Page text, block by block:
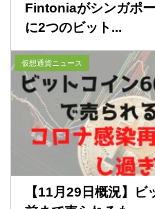
Fintoniaがシンガポ
に2つのビット...
仮想通貨ニュース
【11月29日概況】